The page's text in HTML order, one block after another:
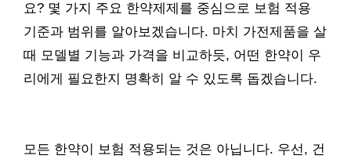
요? 몇 가지 주요 한약제제를 중심으로 보험 적용
기준과 범위를 알아보겠습니다. 마치 가전제품을 살
때 모델별 기능과 가격을 비교하듯, 어떤 한약이 우
리에게 필요한지 명확히 알 수 있도록 돕겠습니다.
모든 한약이 보험 적용되는 것은 아닙니다. 우선, 건